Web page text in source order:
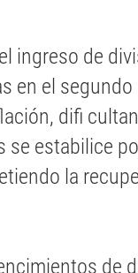
ingreso de
en el
difi
estabilice
la
de